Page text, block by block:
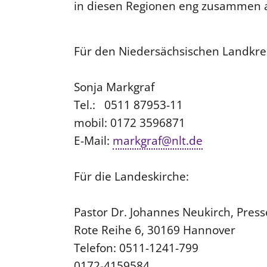
in diesen Regionen eng zusammen
Für den Niedersächsischen
Sonja Markgraf
Tel.: 0511 87953-11
mobil: 0172 3596871
E-Mail: markgraf@nlt.de
Für die Landeskirche:
Pastor Dr. Johannes Neukirch,
Rote Reihe 6, 30169 Hannover
Telefon: 0511-1241-799